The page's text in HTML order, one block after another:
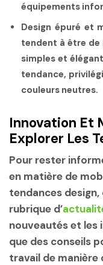
équipements
Design épuré et
tendent à être de
simples et
tendance,
couleurs neutres.
Innovation Et
Explorer Les
Pour rester
en matière de
tendances
rubrique d’
nouveautés et les
que des conseils
travail de manière